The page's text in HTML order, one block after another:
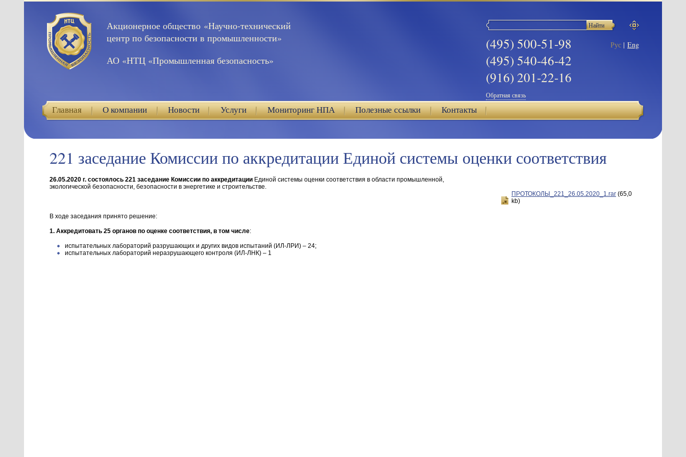
Акционерное общество «Научно-технический
центр по безопасности в промышленности»
АО «НТЦ «Промышленная безопасность»
(495) 500-51-98
(495) 540-46-42
(916) 201-22-16
Рус | Eng
Обратная связь
Главная О компании Новости Услуги Мониторинг НПА Полезные ссылки Контакты
221 заседание Комиссии по аккредитации Единой системы оценки соответствия
ПРОТОКОЛЫ_221_26.05.2020_1.rar (65,0
kb)
26.05.2020 г. состоялось 221 заседание Комиссии по аккредитации Единой системы оценки соответствия в области промышленной,
экологической безопасности, безопасности в энергетике и строительстве.
В ходе заседания принято решение:
1. Аккредитовать 25 органов по оценке соответствия, в том числе:
испытательных лабораторий разрушающих и других видов испытаний (ИЛ-ЛРИ) – 24;
испытательных лабораторий неразрушающего контроля (ИЛ-ЛНК) – 1